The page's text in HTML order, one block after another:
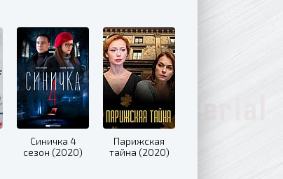
Синичка 4
сезон (2020)
Парижская
тайна (2020)